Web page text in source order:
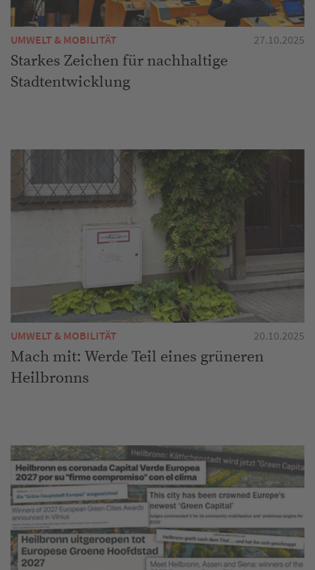
UMWELT & MOBILITÄT 27.10.2025
Starkes Zeichen für nachhaltige
Stadtentwicklung
UMWELT & MOBILITÄT 20.10.2025
Mach mit: Werde Teil eines grüneren
Heilbronns